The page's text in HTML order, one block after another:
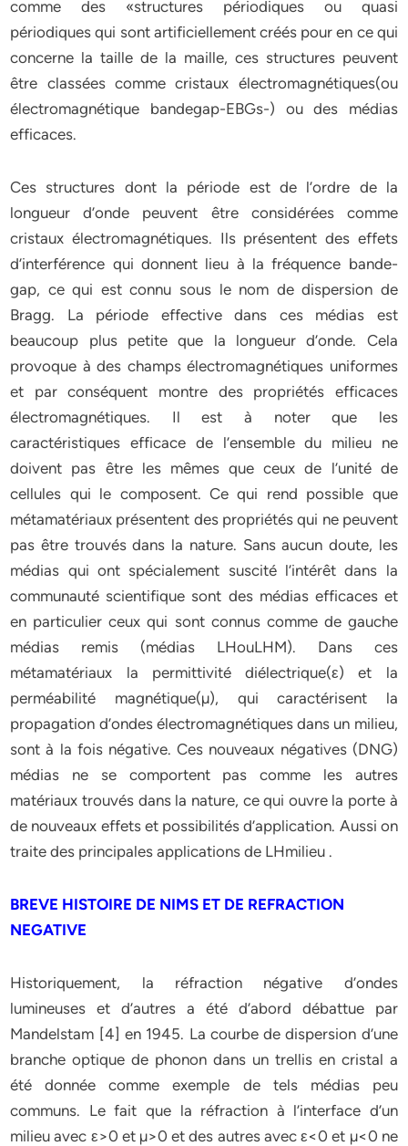
comme des «structures périodiques ou quasi
périodiques qui sont artificiellement créés pour en ce qui
concerne la taille de la maille, ces structures peuvent
être classées comme cristaux électromagnétiques(ou
électromagnétique bandegap-EBGs-) ou des médias
efficaces.
Ces structures dont la période est de l’ordre de la
longueur d’onde peuvent être considérées comme
cristaux électromagnétiques. Ils présentent des effets
d’interférence qui donnent lieu à la fréquence bande-
gap, ce qui est connu sous le nom de dispersion de
Bragg. La période effective dans ces médias est
beaucoup plus petite que la longueur d’onde. Cela
provoque à des champs électromagnétiques uniformes
et par conséquent montre des propriétés efficaces
électromagnétiques. Il est à noter que les
caractéristiques efficace de l’ensemble du milieu ne
doivent pas être les mêmes que ceux de l’unité de
cellules qui le composent. Ce qui rend possible que
métamatériaux présentent des propriétés qui ne peuvent
pas être trouvés dans la nature. Sans aucun doute, les
médias qui ont spécialement suscité l’intérêt dans la
communauté scientifique sont des médias efficaces et
en particulier ceux qui sont connus comme de gauche
médias remis (médias LHouLHM). Dans ces
métamatériaux la permittivité diélectrique(ε) et la
perméabilité magnétique(µ), qui caractérisent la
propagation d’ondes électromagnétiques dans un milieu,
sont à la fois négative. Ces nouveaux négatives (DNG)
médias ne se comportent pas comme les autres
matériaux trouvés dans la nature, ce qui ouvre la porte à
de nouveaux effets et possibilités d’application. Aussi on
traite des principales applications de LHmilieu .
BREVE HISTOIRE DE NIMS ET DE REFRACTION
NEGATIVE
Historiquement, la réfraction négative d’ondes
lumineuses et d’autres a été d’abord débattue par
Mandelstam [4] en 1945. La courbe de dispersion d’une
branche optique de phonon dans un trellis en cristal a
été donnée comme exemple de tels médias peu
communs. Le fait que la réfraction à l’interface d’un
milieu avec ε>0 et µ>0 et des autres avec ε<0 et µ<0 ne